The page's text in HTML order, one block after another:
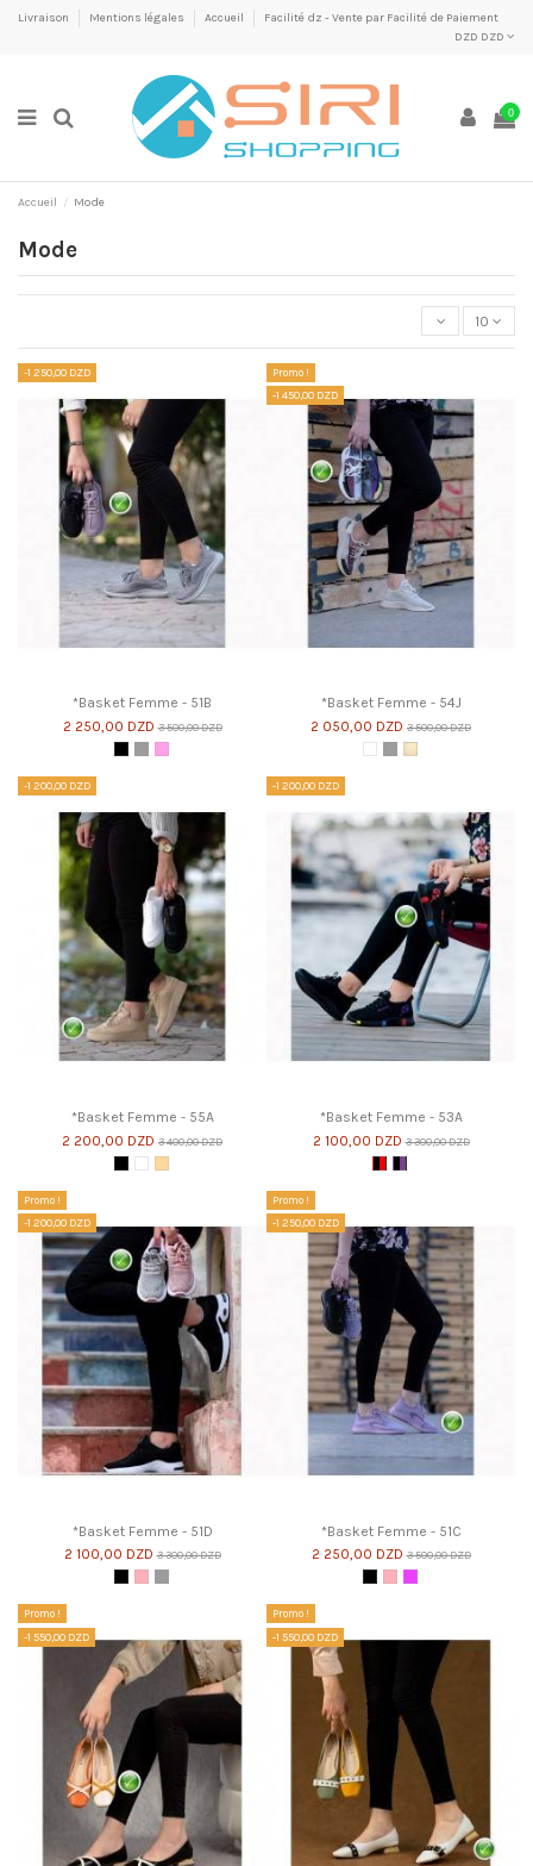
Livraison Mentions légales Accueil
Facilité dz - Vente par Facilité de Paiement
DZD DZD
0
Accueil Mode
Mode
10
-1 250,00 DZD
*Basket Femme - 51B
2 250,00 DZD 3 500,00 DZD
NoirGrisViolet Clair
Promo !
-1 450,00 DZD
*Basket Femme - 54J
2 050,00 DZD 3 500,00 DZD
Blanc
GrisBeige Clair
-1 200,00 DZD
*Basket Femme - 55A
2 200,00 DZD 3 400,00 DZD
NoirBlancBeige
-1 200,00 DZD
*Basket Femme - 53A
2 100,00 DZD 3 300,00 DZD
Noir et Rouge
Noir et Violet
Promo !
-1 200,00 DZD
*Basket Femme - 51D
2 100,00 DZD 3 300,00 DZD
NoirRoseGris
Promo !
-1 250,00 DZD
*Basket Femme - 51C
2 250,00 DZD 3 500,00 DZD
NoirRoseViolet
Promo !
-1 550,00 DZD
Promo !
-1 550,00 DZD